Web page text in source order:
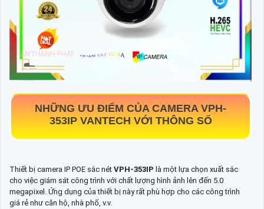
NHỮNG ƯU ĐIỂM CỦA CAMERA VPH-
353IP VANTECH VỚI THÔNG SỐ
Thiết bị camera IP POE sắc nét VPH-353IP là một lựa chọn xuất sắc
cho việc giám sát công trình với chất lượng hình ảnh lên đến 5.0
megapixel. Ứng dụng của thiết bị này rất phù hợp cho các công trình
giá rẻ như căn hộ, nhà phố, v.v.